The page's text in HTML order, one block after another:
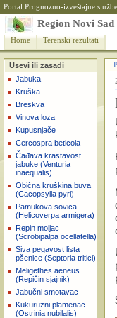
Portal Prognozno-izveštajne
Region Novi Sad
Home Terenski rezultati
Usevi ili zasadi
Jabuka
Kruška
Breskva
Vinova loza
Kupusnjače
Cercospra beticola
Čađava krastavost
jabuke (Venturia
inaequalis)
Obična kruškina buva
(Cacopsylla pyri)
Pamukova sovica
(Helicoverpa armigera)
Repin moljac
(Scrobipalpa ocellatella)
Siva pegavost lista
pšenice (Septoria tritici)
Meligethes aeneus
(Repičin sjajnik)
Jabučni smotavac
Kukuruzni plamenac
(Ostrinia nubilalis)